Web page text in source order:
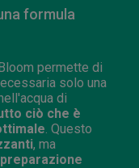
formula
permette di
solo una
di
ciò che è
. Questo
, ma